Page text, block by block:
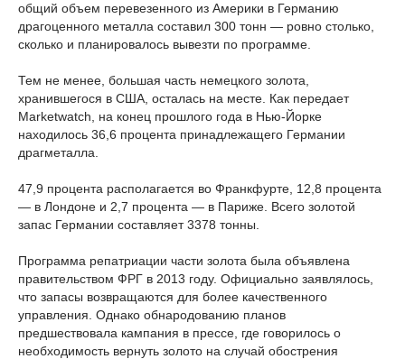
общий объем перевезенного из Америки в Германию
драгоценного металла составил 300 тонн — ровно столько,
сколько и планировалось вывезти по программе.
Тем не менее, большая часть немецкого золота,
хранившегося в США, осталась на месте. Как передает
Marketwatch, на конец прошлого года в Нью-Йорке
находилось 36,6 процента принадлежащего Германии
драгметалла.
47,9 процента располагается во Франкфурте, 12,8 процента
— в Лондоне и 2,7 процента — в Париже. Всего золотой
запас Германии составляет 3378 тонны.
Программа репатриации части золота была объявлена
правительством ФРГ в 2013 году. Официально заявлялось,
что запасы возвращаются для более качественного
управления. Однако обнародованию планов
предшествовала кампания в прессе, где говорилось о
необходимость вернуть золото на случай обострения